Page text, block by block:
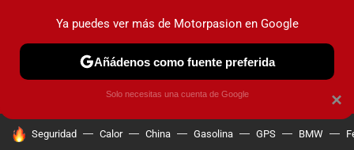
PRUEBAS COCHES ELÉCTRICOS OBSERVATORIO
HOY SE HABLA DE
Seguridad Calor China Gasolina GPS BMW
×
Ya puedes ver más de Motorpasion en Google
Añádenos como fuente preferida
Solo necesitas una cuenta de Google